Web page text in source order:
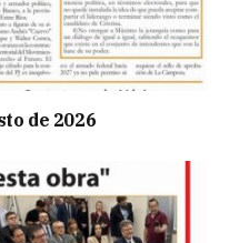
de 2026